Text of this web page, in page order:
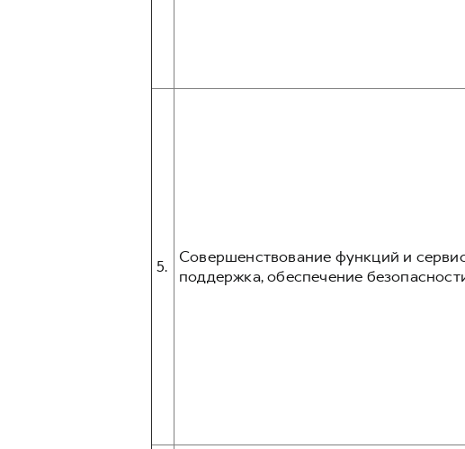
5.
Совершенствование функций и
поддержка, обеспечение